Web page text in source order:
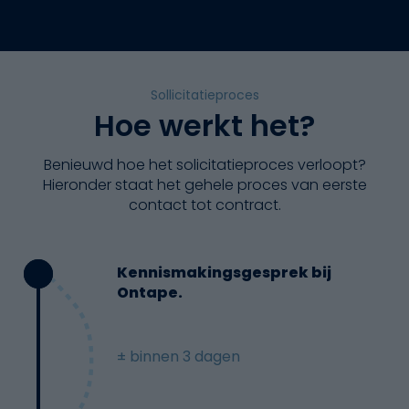
Sollicitatieproces
Hoe werkt het?
Benieuwd hoe het solicitatieproces verloopt?
Hieronder staat het gehele proces van eerste
contact tot contract.
± binnen 3 dagen
Kennismakingsgesprek bij
Ontape.